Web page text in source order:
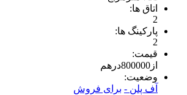
اتاق ها:
2
پارکینگ ها:
2
قیمت:
از 800000درهم
وضعیت:
آف پلن - برای فروش